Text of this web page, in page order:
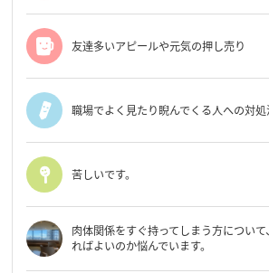
友達多いアピールや元気の押し売り
職場でよく見たり睨んでくる人への対
苦しいです。
肉体関係をすぐ持ってしまう方につい
ればよいのか悩んでいます。